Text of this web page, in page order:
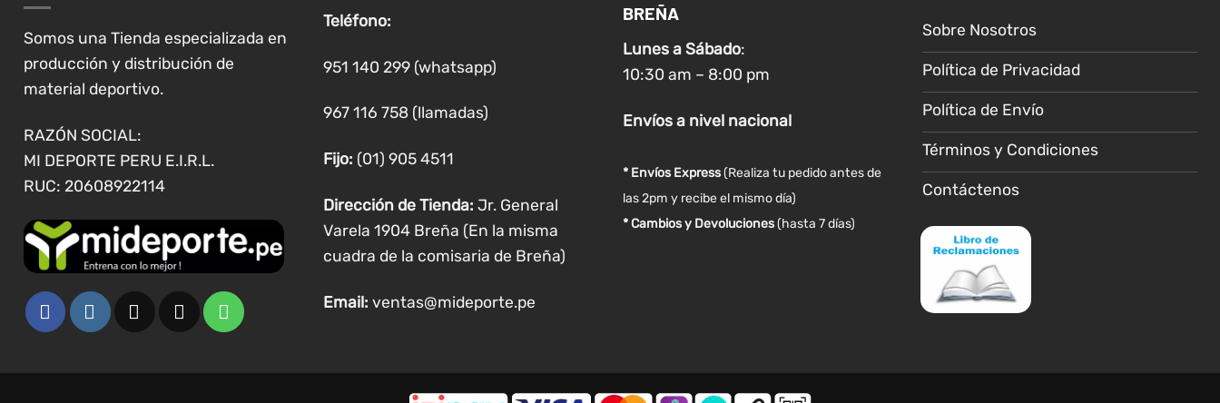
se
pueden
en
página
producto
elegir
en
página
producto
pueden
elegir
en
la
de
producto
Somos una Tienda especializada en
producción y distribución de
material deportivo.
RAZÓN SOCIAL:
MI DEPORTE PERU E.I.R.L.
RUC: 20608922114
Teléfono:
951 140 299 (whatsapp)
967 116 758 (llamadas)
Fijo: (01) 905 4511
Dirección de Tienda: Jr. General
Varela 1904 Breña (En la misma
cuadra de la comisaria de Breña)
Email: ventas@mideporte.pe
BREÑA
Lunes a Sábado:
10:30 am – 8:00 pm
Envíosa nivel nacional
* Envíos Express(Realiza tu pedido antes de
las 2pm y recibe el mismo día)
* Cambios y Devoluciones (hasta 7 días)
Sobre Nosotros
Política de Privacidad
Política de Envío
Términos y Condiciones
Contáctenos